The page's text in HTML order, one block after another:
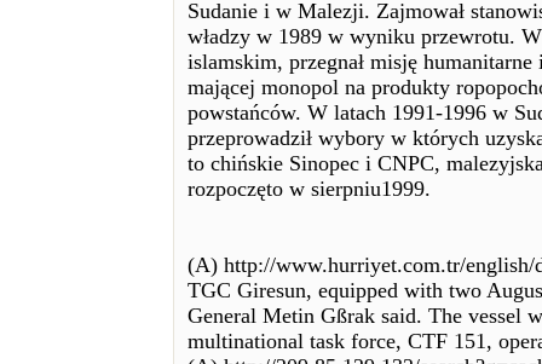
Sudanie i w Malezji. Zajmował
władzy w 1989 w wyniku przewrotu.
islamskim, przegnał misję
mającej monopol na produkty
powstańców. W latach 1991-1996 w
przeprowadził wybory w których
to chińskie Sinopec i CNPC,
rozpoczęto w sierpniu1999.
(A) http://www.hurriyet.com.tr/english/
TGC Giresun, equipped with two
General Metin Gßrak said. The vessel
multinational task force, CTF 151,